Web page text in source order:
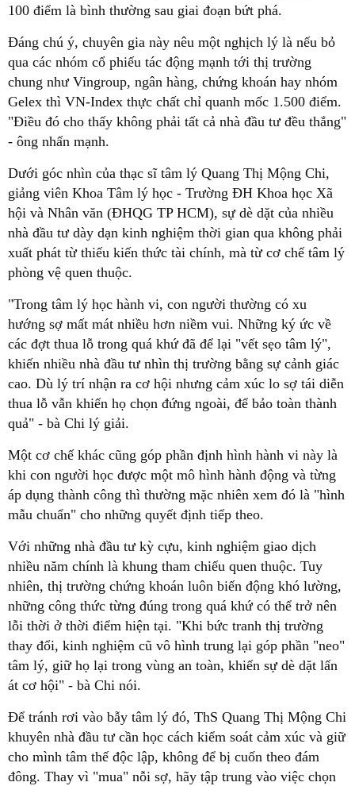
100 điểm là bình thường sau giai đoạn bứt phá.
Đáng chú ý, chuyên gia này nêu một nghịch lý là nếu bỏ
qua các nhóm cổ phiếu tác động mạnh tới thị trường
chung như Vingroup, ngân hàng, chứng khoán hay nhóm
Gelex thì VN-Index thực chất chỉ quanh mốc 1.500 điểm.
"Điều đó cho thấy không phải tất cả nhà đầu tư đều thắng"
- ông nhấn mạnh.
Dưới góc nhìn của thạc sĩ tâm lý Quang Thị Mộng Chi,
giảng viên Khoa Tâm lý học - Trường ĐH Khoa học Xã
hội và Nhân văn (ĐHQG TP HCM), sự dè dặt của nhiều
nhà đầu tư dày dạn kinh nghiệm thời gian qua không phải
xuất phát từ thiếu kiến thức tài chính, mà từ cơ chế tâm lý
phòng vệ quen thuộc.
"Trong tâm lý học hành vi, con người thường có xu
hướng sợ mất mát nhiều hơn niềm vui. Những ký ức về
các đợt thua lỗ trong quá khứ đã để lại "vết sẹo tâm lý",
khiến nhiều nhà đầu tư nhìn thị trường bằng sự cảnh giác
cao. Dù lý trí nhận ra cơ hội nhưng cảm xúc lo sợ tái diễn
thua lỗ vẫn khiến họ chọn đứng ngoài, để bảo toàn thành
quả" - bà Chi lý giải.
Một cơ chế khác cũng góp phần định hình hành vi này là
khi con người học được một mô hình hành động và từng
áp dụng thành công thì thường mặc nhiên xem đó là "hình
mẫu chuẩn" cho những quyết định tiếp theo.
Với những nhà đầu tư kỳ cựu, kinh nghiệm giao dịch
nhiều năm chính là khung tham chiếu quen thuộc. Tuy
nhiên, thị trường chứng khoán luôn biến động khó lường,
những công thức từng đúng trong quá khứ có thể trở nên
lỗi thời ở thời điểm hiện tại. "Khi bức tranh thị trường
thay đổi, kinh nghiệm cũ vô hình trung lại góp phần "neo"
tâm lý, giữ họ lại trong vùng an toàn, khiến sự dè dặt lấn
át cơ hội" - bà Chi nói.
Để tránh rơi vào bẫy tâm lý đó, ThS Quang Thị Mộng Chi
khuyên nhà đầu tư cần học cách kiểm soát cảm xúc và giữ
cho mình tâm thế độc lập, không để bị cuốn theo đám
đông. Thay vì "mua" nỗi sợ, hãy tập trung vào việc chọn